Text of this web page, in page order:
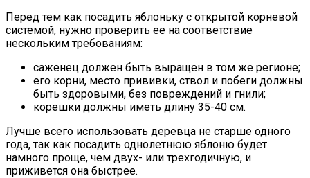
Перед тем как посадить яблоньку с открытой корневой
системой, нужно проверить ее на соответствие
нескольким требованиям:
саженец должен быть выращен в том же регионе;
его корни, место прививки, ствол и побеги должны
быть здоровыми, без повреждений и гнили;
корешки должны иметь длину 35-40 см.
Лучше всего использовать деревца не старше одного
года, так как посадить однолетнюю яблоню будет
намного проще, чем двух- или трехгодичную, и
приживется она быстрее.